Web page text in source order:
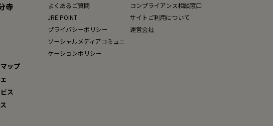
寺
ップ
ス
よくあるご質問
JRE POINT
プライバシーポリシー
ソーシャルメディアコミュニ
ケーションポリシー
コンプライアンス相談窓口
サイトご利用について
運営会社